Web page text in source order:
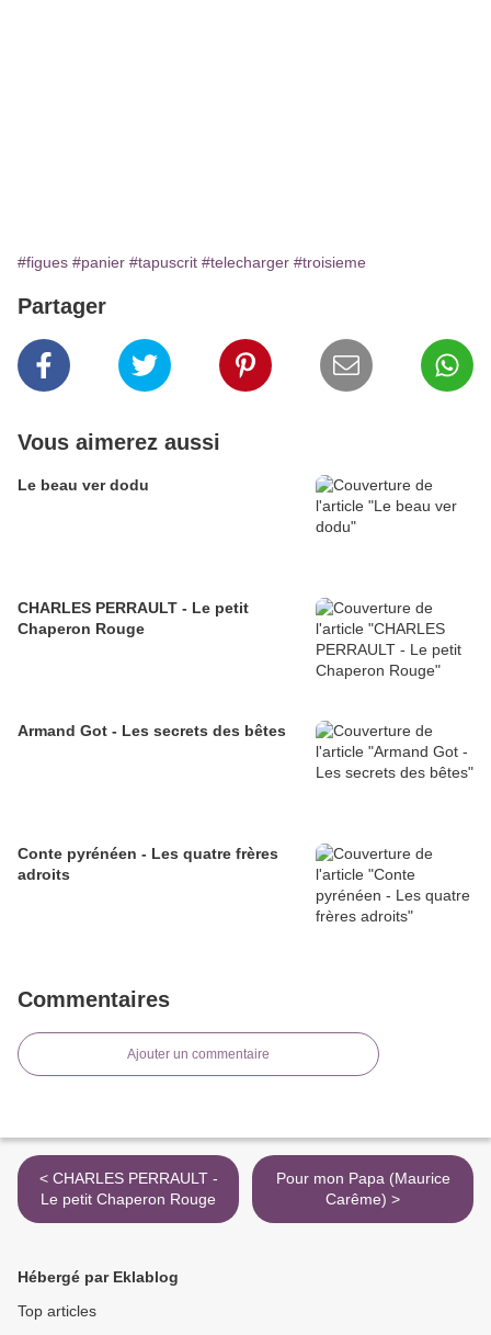
#figues #panier #tapuscrit #telecharger #troisieme
Partager
Vous aimerez aussi
Le beau ver dodu
CHARLES PERRAULT - Le petit
Chaperon Rouge
Armand Got - Les secrets des bêtes
Conte pyrénéen - Les quatre frères
adroits
Commentaires
Ajouter un commentaire
< CHARLES PERRAULT -
Le petit Chaperon Rouge
Pour mon Papa (Maurice
Carême) >
Hébergé par Eklablog
Top articles